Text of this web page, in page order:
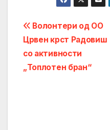
Post
navigation
Волонтери од ОО
Црвен крст Радовиш
со активности
„Топлотен бран“